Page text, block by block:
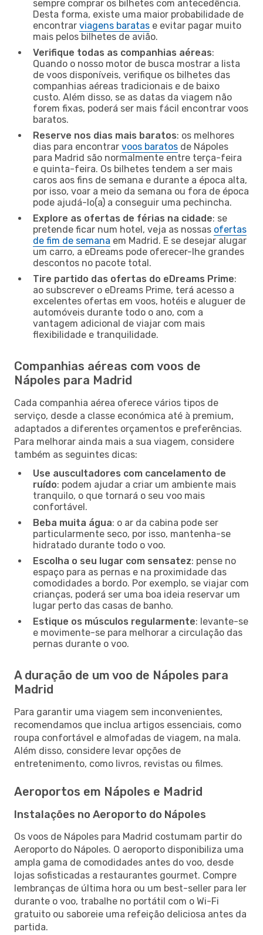
sempre comprar os bilhetes com antecedência.
Desta forma, existe uma maior probabilidade de
encontrar viagens baratas e evitar pagar muito
mais pelos bilhetes de avião.
Verifique todas as companhias aéreas:
Quando o nosso motor de busca mostrar a lista
de voos disponíveis, verifique os bilhetes das
companhias aéreas tradicionais e de baixo
custo. Além disso, se as datas da viagem não
forem fixas, poderá ser mais fácil encontrar voos
baratos.
Reserve nos dias mais baratos: os melhores
dias para encontrar voos baratos de Nápoles
para Madrid são normalmente entre terça-feira
e quinta-feira. Os bilhetes tendem a ser mais
caros aos fins de semana e durante a época alta,
por isso, voar a meio da semana ou fora de época
pode ajudá-lo(a) a conseguir uma pechincha.
Explore as ofertas de férias na cidade: se
pretende ficar num hotel, veja as nossas ofertas
de fim de semana em Madrid. E se desejar alugar
um carro, a eDreams pode oferecer-lhe grandes
descontos no pacote total.
Tire partido das ofertas do eDreams Prime:
ao subscrever o eDreams Prime, terá acesso a
excelentes ofertas em voos, hotéis e aluguer de
automóveis durante todo o ano, com a
vantagem adicional de viajar com mais
flexibilidade e tranquilidade.
Companhias aéreas com voos de
Nápoles para Madrid
Cada companhia aérea oferece vários tipos de
serviço, desde a classe económica até à premium,
adaptados a diferentes orçamentos e preferências.
Para melhorar ainda mais a sua viagem, considere
também as seguintes dicas:
Use auscultadores com cancelamento de
ruído: podem ajudar a criar um ambiente mais
tranquilo, o que tornará o seu voo mais
confortável.
Beba muita água: o ar da cabina pode ser
particularmente seco, por isso, mantenha-se
hidratado durante todo o voo.
Escolha o seu lugar com sensatez: pense no
espaço para as pernas e na proximidade das
comodidades a bordo. Por exemplo, se viajar com
crianças, poderá ser uma boa ideia reservar um
lugar perto das casas de banho.
Estique os músculos regularmente: levante-se
e movimente-se para melhorar a circulação das
pernas durante o voo.
A duração de um voo de Nápoles para
Madrid
Para garantir uma viagem sem inconvenientes,
recomendamos que inclua artigos essenciais, como
roupa confortável e almofadas de viagem, na mala.
Além disso, considere levar opções de
entretenimento, como livros, revistas ou filmes.
Aeroportos em Nápoles e Madrid
Instalações no Aeroporto do Nápoles
Os voos de Nápoles para Madrid costumam partir do
Aeroporto do Nápoles. O aeroporto disponibiliza uma
ampla gama de comodidades antes do voo, desde
lojas sofisticadas a restaurantes gourmet. Compre
lembranças de última hora ou um best-seller para ler
durante o voo, trabalhe no portátil com o Wi-Fi
gratuito ou saboreie uma refeição deliciosa antes da
partida.